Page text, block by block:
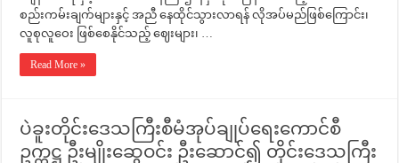
စည်းကမ်းချက်များနှင့် အညီ နေထိုင်သွားလာရန် လိုအပ်မည်ဖြစ်ကြောင်း၊
လူစုလူဝေး ဖြစ်စေနိုင်သည့် ဈေးများ၊ …
Read More »
ပဲခူးတိုင်းဒေသကြီးစီမံအုပ်ချုပ်ရေးကောင်စီ
ဥက္ကဋ္ဌ ဦးမျိုးဆွေဝင်း ဦးဆောင်၍ တိုင်းဒေသကြီး